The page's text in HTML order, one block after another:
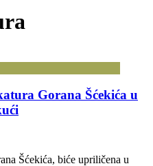
Gorana Šćekića u
Šćekića, biće upriličena u